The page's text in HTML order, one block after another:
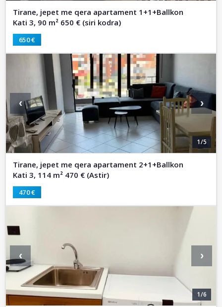
Tirane, jepet me qera apartament 1+1+Ballkon
Kati 3, 90 m² 650 € (siri kodra)
650 €
1/5
‹ ›
Tirane, jepet me qera apartament 2+1+Ballkon
Kati 3, 114 m² 470 € (Astir)
470 €
1/6
‹ ›